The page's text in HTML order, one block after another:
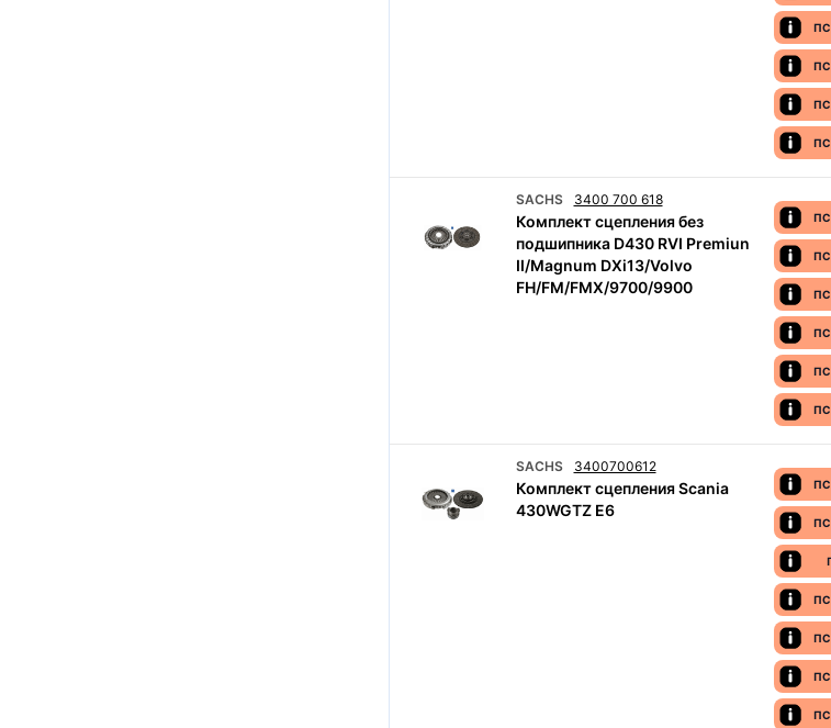
SACHS 3400 700 618
Комплект сцепления без
подшипника D430 RVI Premiun
II/Magnum DXi13/Volvo
FH/FM/FMX/9700/9900
SACHS 3400700612
Комплект сцепления Scania
430WGTZ E6